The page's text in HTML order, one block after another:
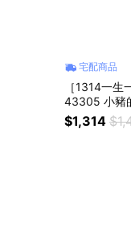
宅配商品
［1314一
43305 小豬
居家擺設 )
$1,314